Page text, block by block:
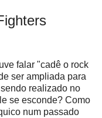
falar "cadê o rock
ser ampliada para
realizado no
se esconde? Como
num passado